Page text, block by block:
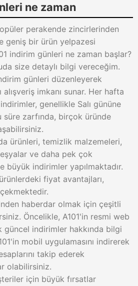
ne zaman
perakende zincirlerinden
geniş bir ürün yelpazesi
indirim günleri ne zaman başlar?
size detaylı bilgi vereceğim.
günleri düzenleyerek
imkanı sunar. Her hafta
genellikle Salı gününe
süre zarfında, birçok üründe
ürünleri, temizlik malzemeleri,
ve daha pek çok
büyük indirimler yapılmaktadır.
fiyat avantajları,
haberdar olmak için çeşitli
Öncelikle, A101'in resmi web
indirimler hakkında bilgi
mobil uygulamasını indirerek
takip ederek
olabilirsiniz.
için büyük fırsatlar